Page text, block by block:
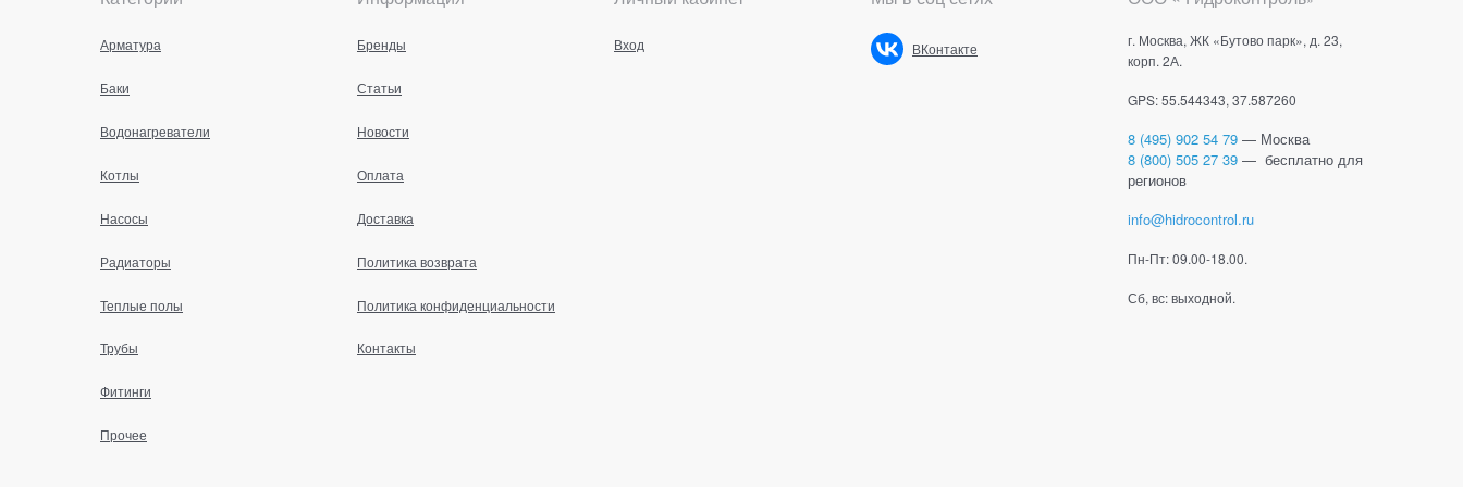
Арматура
Баки
Водонагреватели
Котлы
Насосы
Радиаторы
Теплые полы
Трубы
Фитинги
Прочее
Бренды
Статьи
Новости
Оплата
Доставка
Политика возврата
Политика конфиденциальности
Контакты
Вход ВКонтакте
г. Москва, ЖК «Бутово парк», д. 23,
корп. 2А.
GPS: 55.544343, 37.587260
8 (495) 902 54 79 — Москва
8 (800) 505 27 39 — бесплатно для
регионов
info@hidrocontrol.ru
Пн-Пт: 09.00-18.00.
Сб, вс: выходной.